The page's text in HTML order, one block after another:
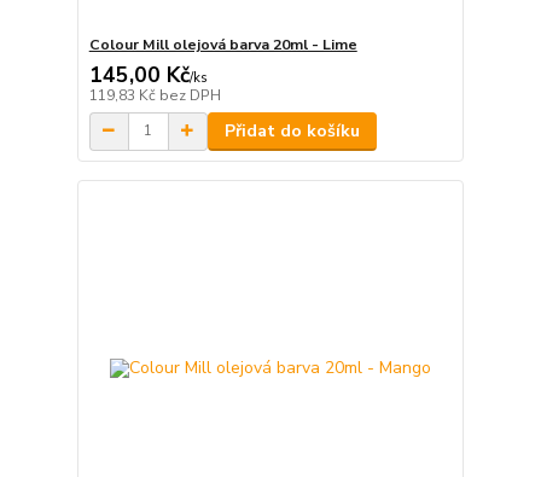
Colour Mill olejová barva 20ml - Lime
145,00 Kč/ks
119,83 Kč bez DPH
Přidat do košíku